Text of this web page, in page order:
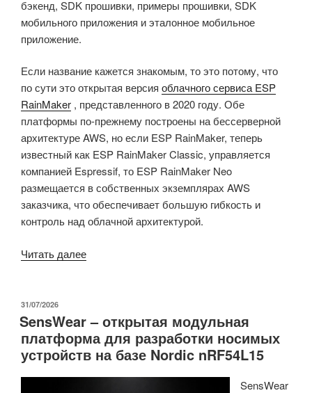
бэкенд, SDK прошивки, примеры прошивки, SDK
мобильного приложения и эталонное мобильное
приложение.
Если название кажется знакомым, то это потому, что
по сути это открытая версия облачного сервиса ESP
RainMaker , представленного в 2020 году. Обе
платформы по-прежнему построены на бессерверной
архитектуре AWS, но если ESP RainMaker, теперь
известный как ESP RainMaker Classic, управляется
компанией Espressif, то ESP RainMaker Neo
размещается в собственных экземплярах AWS
заказчика, что обеспечивает большую гибкость и
контроль над облачной архитектурой.
Читать далее«Espressif
RainMaker
Neo
—
ОПУБЛИКОВАНО
31/07/2026
SensWear – открытая модульная
платформа для разработки носимых
устройств на базе Nordic nRF54L15
SensWear